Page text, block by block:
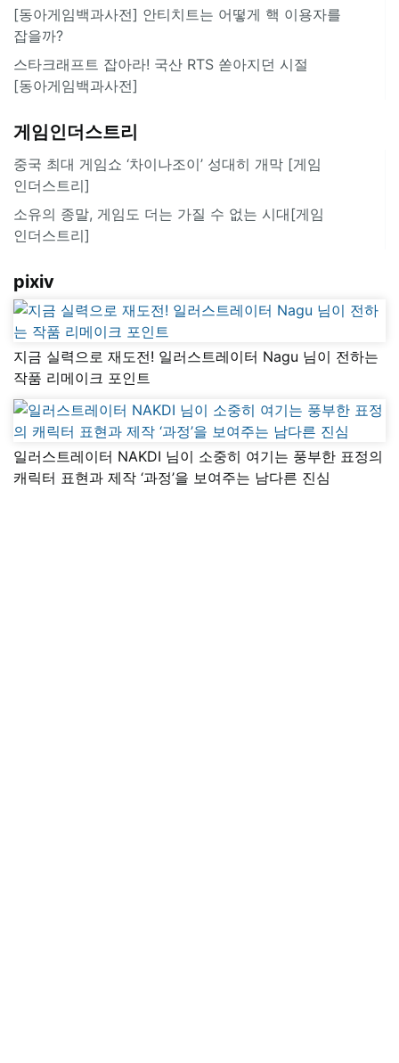
[동아게임백과사전] 안티치트는 어떻게 핵 이용자를
잡을까?
스타크래프트 잡아라! 국산 RTS 쏟아지던 시절
[동아게임백과사전]
게임인더스트리
중국 최대 게임쇼 ‘차이나조이’ 성대히 개막 [게임
인더스트리]
소유의 종말, 게임도 더는 가질 수 없는 시대[게임
인더스트리]
pixiv
지금 실력으로 재도전! 일러스트레이터 Nagu 님이 전하는
작품 리메이크 포인트
일러스트레이터 NAKDI 님이 소중히 여기는 풍부한 표정의
캐릭터 표현과 제작 ‘과정’을 보여주는 남다른 진심